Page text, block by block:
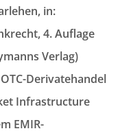
in:
4. Auflage
Verlag)
Derivatehandel
Infrastructure
EMIR-